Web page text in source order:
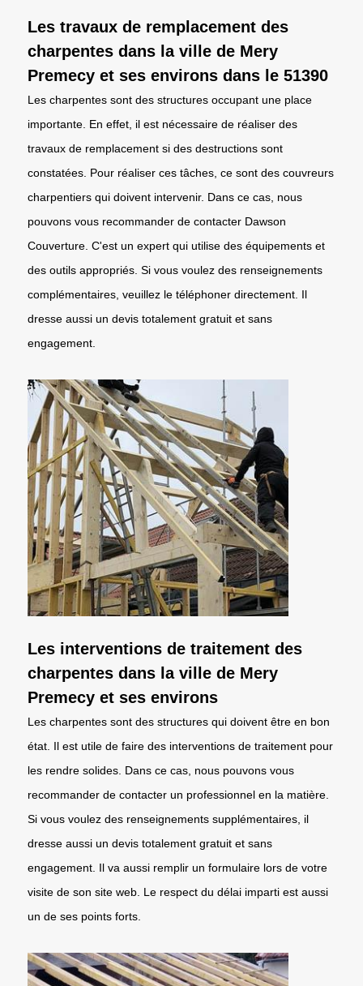
Les travaux de remplacement des
charpentes dans la ville de Mery
Premecy et ses environs dans le 51390
Les charpentes sont des structures occupant une place
importante. En effet, il est nécessaire de réaliser des
travaux de remplacement si des destructions sont
constatées. Pour réaliser ces tâches, ce sont des couvreurs
charpentiers qui doivent intervenir. Dans ce cas, nous
pouvons vous recommander de contacter Dawson
Couverture. C'est un expert qui utilise des équipements et
des outils appropriés. Si vous voulez des renseignements
complémentaires, veuillez le téléphoner directement. Il
dresse aussi un devis totalement gratuit et sans
engagement.
Les interventions de traitement des
charpentes dans la ville de Mery
Premecy et ses environs
Les charpentes sont des structures qui doivent être en bon
état. Il est utile de faire des interventions de traitement pour
les rendre solides. Dans ce cas, nous pouvons vous
recommander de contacter un professionnel en la matière.
Si vous voulez des renseignements supplémentaires, il
dresse aussi un devis totalement gratuit et sans
engagement. Il va aussi remplir un formulaire lors de votre
visite de son site web. Le respect du délai imparti est aussi
un de ses points forts.